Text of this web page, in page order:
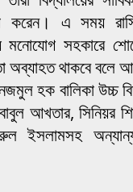
করেন। এ সময়
মনোযোগ সহকারে
অব্যাহত থাকবে বলে
হক বালিকা উচ্চ
আখতার, সিনিয়র
ইসলামসহ